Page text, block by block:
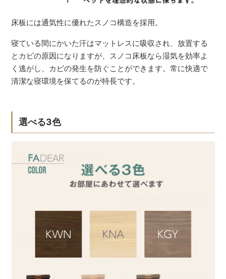
床板には通気性に優れたスノコ構造を採用。
寝ている間にかいた汗はマットレスに吸収され、放置する
とカビの原因になりますが、スノコ床板なら湿気を効率よ
く逃がし、カビの発生を防ぐことができます。常に快適で
清潔な寝環境を保てるのが特長です。
選べる3色